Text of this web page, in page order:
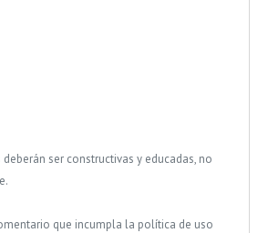
ser constructivas y educadas, no
que incumpla la política de uso